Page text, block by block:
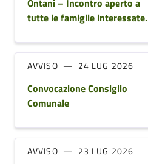
Ontani – Incontro aperto a
tutte le famiglie interessate.
AVVISO 24 LUG 2026
Convocazione Consiglio
Comunale
AVVISO 23 LUG 2026